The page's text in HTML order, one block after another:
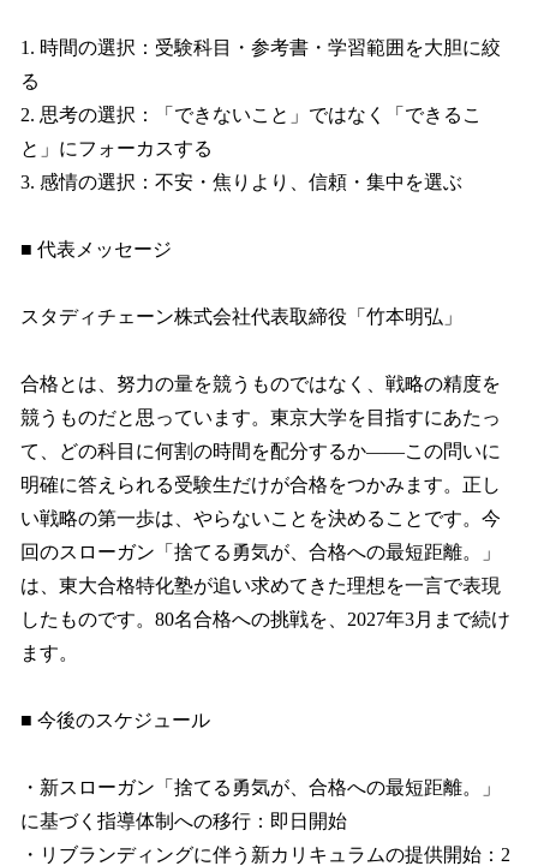
1. 時間の選択：受験科目・参考書・学習範囲を大胆に絞
る
2. 思考の選択：「できないこと」ではなく「できるこ
と」にフォーカスする
3. 感情の選択：不安・焦りより、信頼・集中を選ぶ
■ 代表メッセージ
スタディチェーン株式会社代表取締役「竹本明弘」
合格とは、努力の量を競うものではなく、戦略の精度を
競うものだと思っています。東京大学を目指すにあたっ
て、どの科目に何割の時間を配分するか——この問いに
明確に答えられる受験生だけが合格をつかみます。正し
い戦略の第一歩は、やらないことを決めることです。今
回のスローガン「捨てる勇気が、合格への最短距離。」
は、東大合格特化塾が追い求めてきた理想を一言で表現
したものです。80名合格への挑戦を、2027年3月まで続け
ます。
■ 今後のスケジュール
・新スローガン「捨てる勇気が、合格への最短距離。」
に基づく指導体制への移行：即日開始
・リブランディングに伴う新カリキュラムの提供開始：2